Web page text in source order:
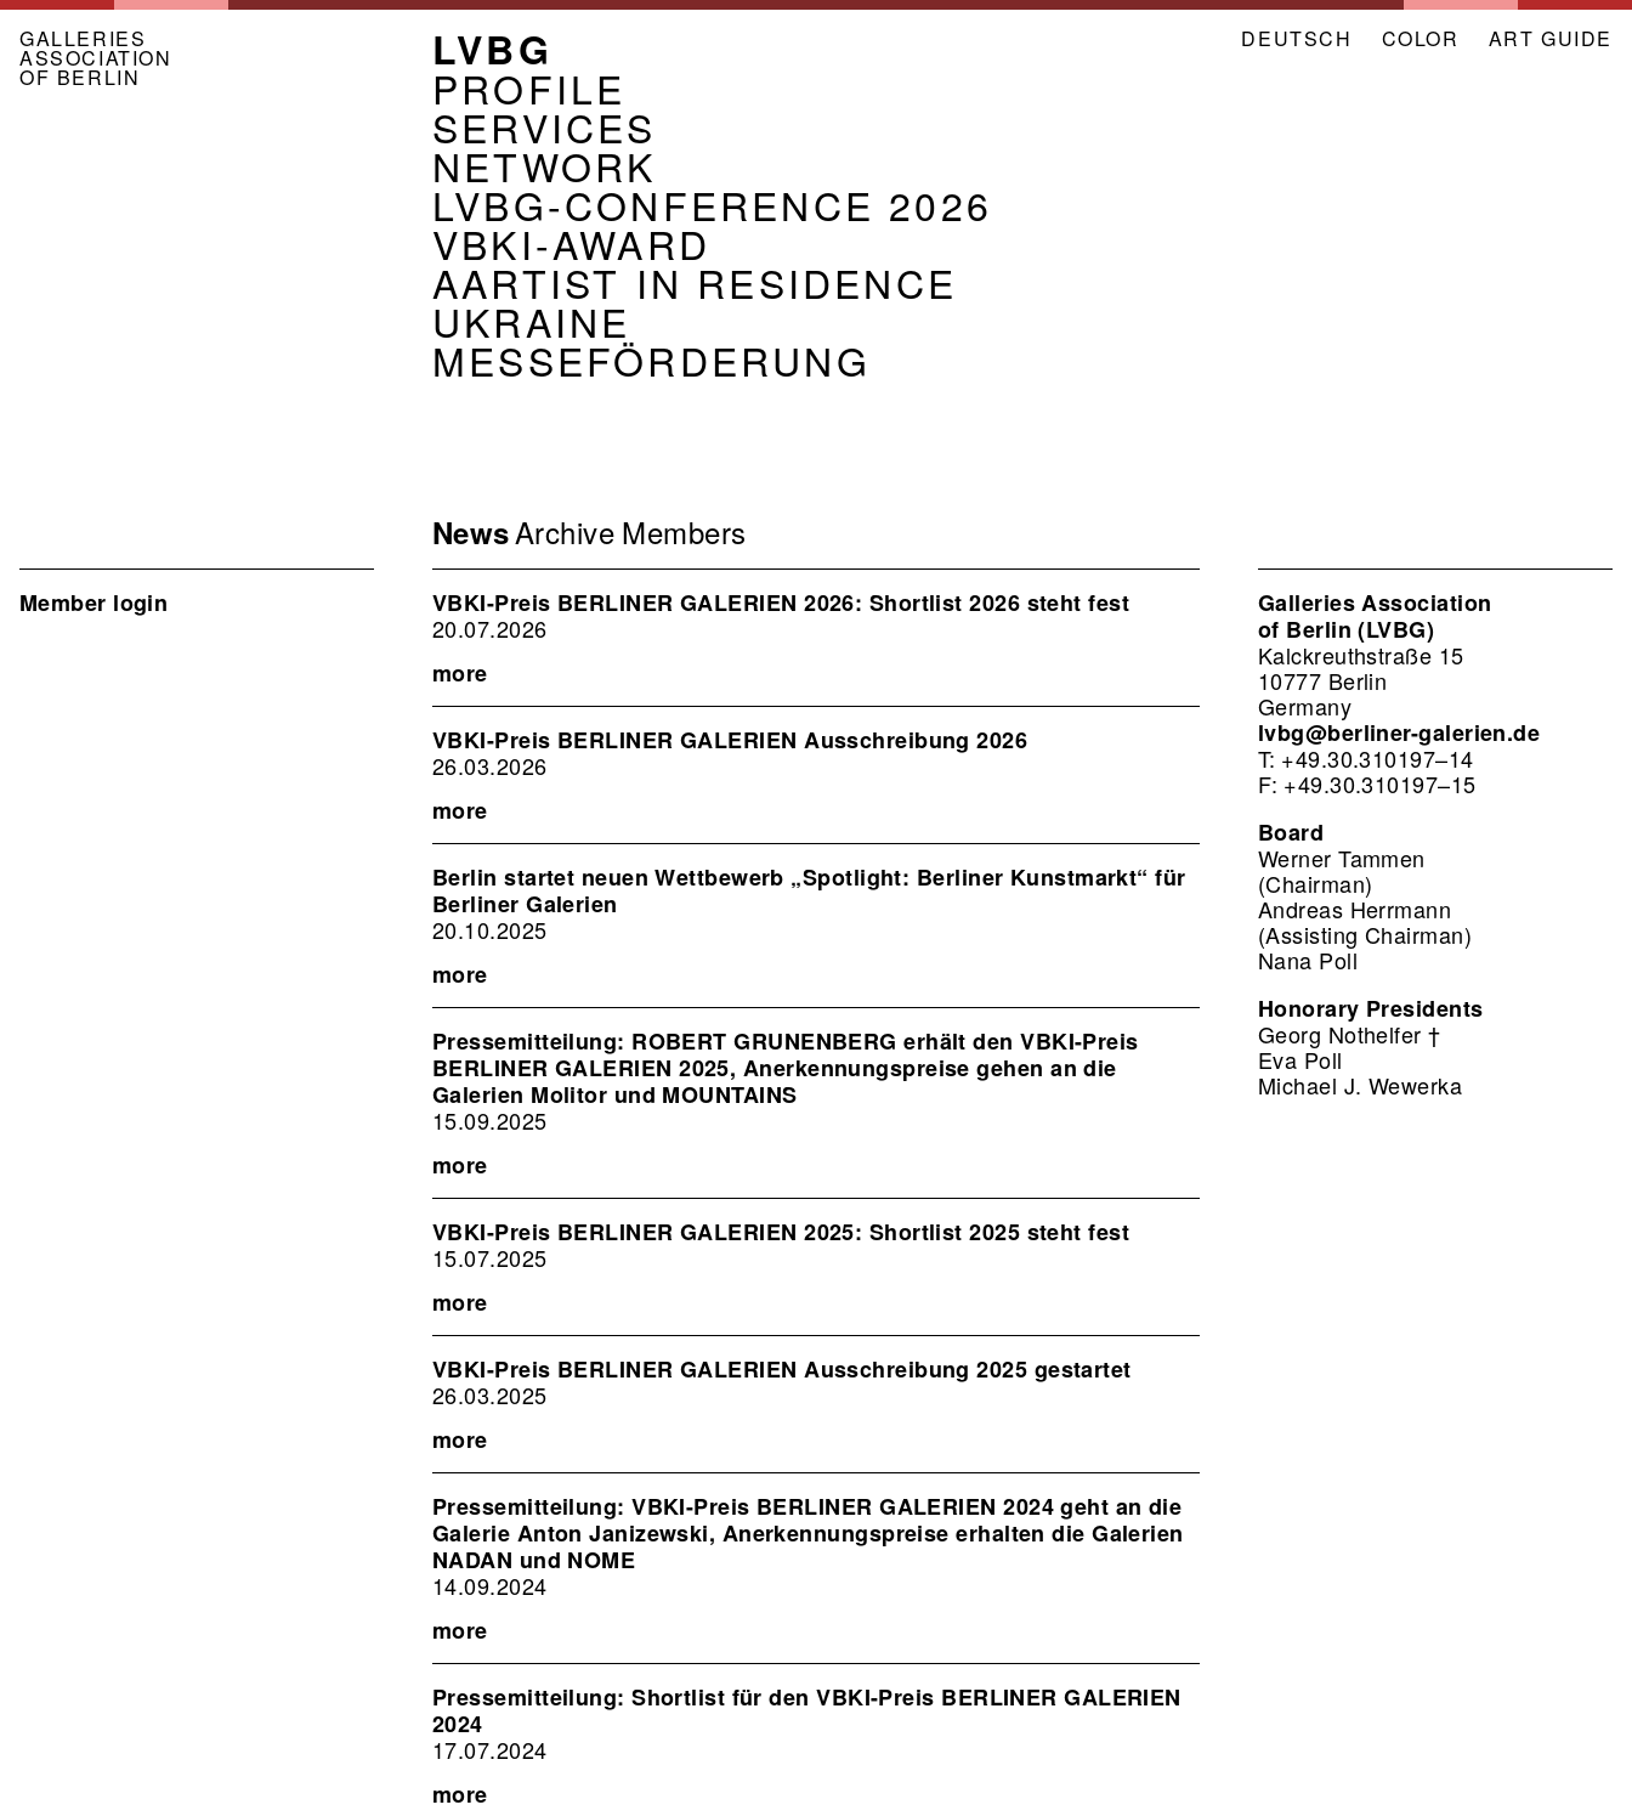
Skip
main
content
GALLERIES
ASSOCIATION
OF BERLIN
MENU
ASSOCIATION
EN
LVBG
PROFILE
SERVICES
NETWORK
LVBG-CONFERENCE 2026
VBKI-AWARD
AARTIST IN RESIDENCE
UKRAINE
MESSEFÖRDERUNG
DEUTSCH COLOR NAVIGATION
ART GUIDE
Member login
Menu
Association
EN
2nd
Level
NewsArchive Members
VBKI-Preis BERLINER GALERIEN 2026: Shortlist 2026 steht fest
20.07.2026
more
VBKI-Preis BERLINER GALERIEN Ausschreibung 2026
26.03.2026
more
Berlin startet neuen Wettbewerb „Spotlight: Berliner Kunstmarkt“ für
Berliner Galerien
20.10.2025
more
Pressemitteilung: ROBERT GRUNENBERG erhält den VBKI-Preis
BERLINER GALERIEN 2025, Anerkennungspreise gehen an die
Galerien Molitor und MOUNTAINS
15.09.2025
more
VBKI-Preis BERLINER GALERIEN 2025: Shortlist 2025 steht fest
15.07.2025
more
VBKI-Preis BERLINER GALERIEN Ausschreibung 2025 gestartet
26.03.2025
more
Pressemitteilung: VBKI-Preis BERLINER GALERIEN 2024 geht an die
Galerie Anton Janizewski, Anerkennungspreise erhalten die Galerien
NADAN und NOME
14.09.2024
more
Pressemitteilung: Shortlist für den VBKI-Preis BERLINER GALERIEN
2024
17.07.2024
more
Galleries Association
of Berlin (LVBG)
Kalckreuthstraße 15
10777 Berlin
Germany
lvbg@berliner-galerien.de
T: +49.30.310197–14
F: +49.30.310197–15
Board
Werner Tammen
(Chairman)
Andreas Herrmann
(Assisting Chairman)
Nana Poll
Honorary Presidents
Georg Nothelfer †
Eva Poll
Michael J. Wewerka